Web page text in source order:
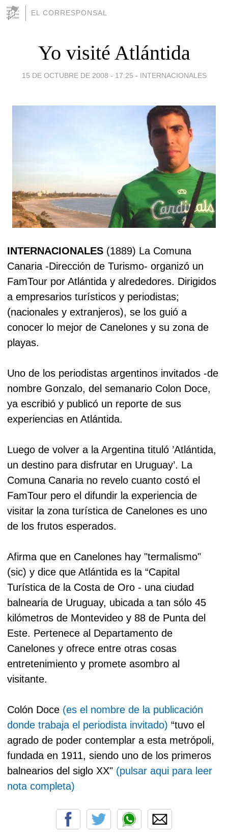
EL CORRESPONSAL
Yo visité Atlántida
15 DE OCTUBRE DE 2008 - 17:25 - INTERNACIONALES
INTERNACIONALES (1889) La Comuna
Canaria -Dirección de Turismo- organizó un
FamTour por Atlántida y alrededores. Dirigidos
a empresarios turísticos y periodistas;
(nacionales y extranjeros), se los guió a
conocer lo mejor de Canelones y su zona de
playas.
Uno de los periodistas argentinos invitados -de
nombre Gonzalo, del semanario Colon Doce,
ya escribió y publicó un reporte de sus
experiencias en Atlántida.
Luego de volver a la Argentina tituló ’Atlántida,
un destino para disfrutar en Uruguay’. La
Comuna Canaria no revelo cuanto costó el
FamTour pero el difundir la experiencia de
visitar la zona turística de Canelones es uno
de los frutos esperados.
Afirma que en Canelones hay "termalismo"
(sic) y dice que Atlántida es la “Capital
Turística de la Costa de Oro - una ciudad
balnearia de Uruguay, ubicada a tan sólo 45
kilómetros de Montevideo y 88 de Punta del
Este. Pertenece al Departamento de
Canelones y ofrece entre otras cosas
entretenimiento y promete asombro al
visitante.
Colón Doce (es el nombre de la publicación
donde trabaja el periodista invitado) “tuvo el
agrado de poder contemplar a esta metrópoli,
fundada en 1911, siendo uno de los primeros
balnearios del siglo XX" (pulsar aqui para leer
nota completa)